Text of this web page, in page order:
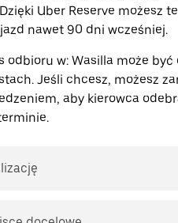
Uber Reserve możesz
nawet 90 dni wcześniej.
odbioru w: Wasilla może być
Jeśli chcesz, możesz
aby kierowca